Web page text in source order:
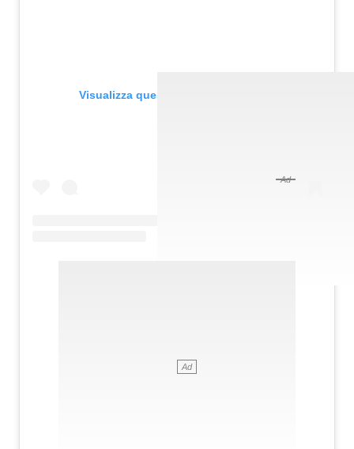
Visualizza questo post su Instagram